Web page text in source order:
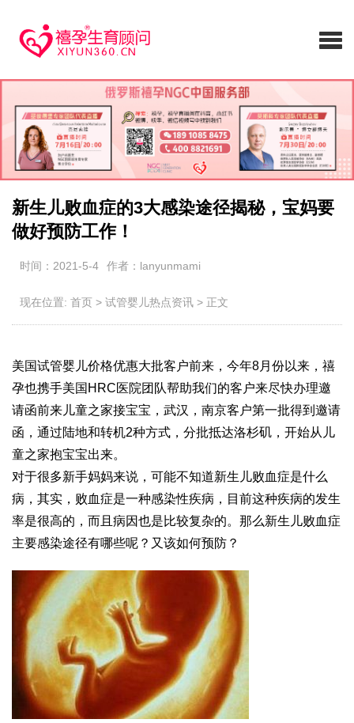
新生儿败血症的3大感染途径揭秘，宝妈要
做好预防工作！
时间：2021-5-4 作者：lanyunmami
现在位置: 首页 > 试管婴儿热点资讯 > 正文
美国试管婴儿价格优惠大批客户前来，今年8月份以来，禧
孕也携手美国HRC医院团队帮助我们的客户来尽快办理邀
请函前来儿童之家接宝宝，武汉，南京客户第一批得到邀请
函，通过陆地和转机2种方式，分批抵达洛杉矶，开始从儿
童之家抱宝宝出来。
对于很多新手妈妈来说，可能不知道新生儿败血症是什么
病，其实，败血症是一种感染性疾病，目前这种疾病的发生
率是很高的，而且病因也是比较复杂的。那么新生儿败血症
主要感染途径有哪些呢？又该如何预防？